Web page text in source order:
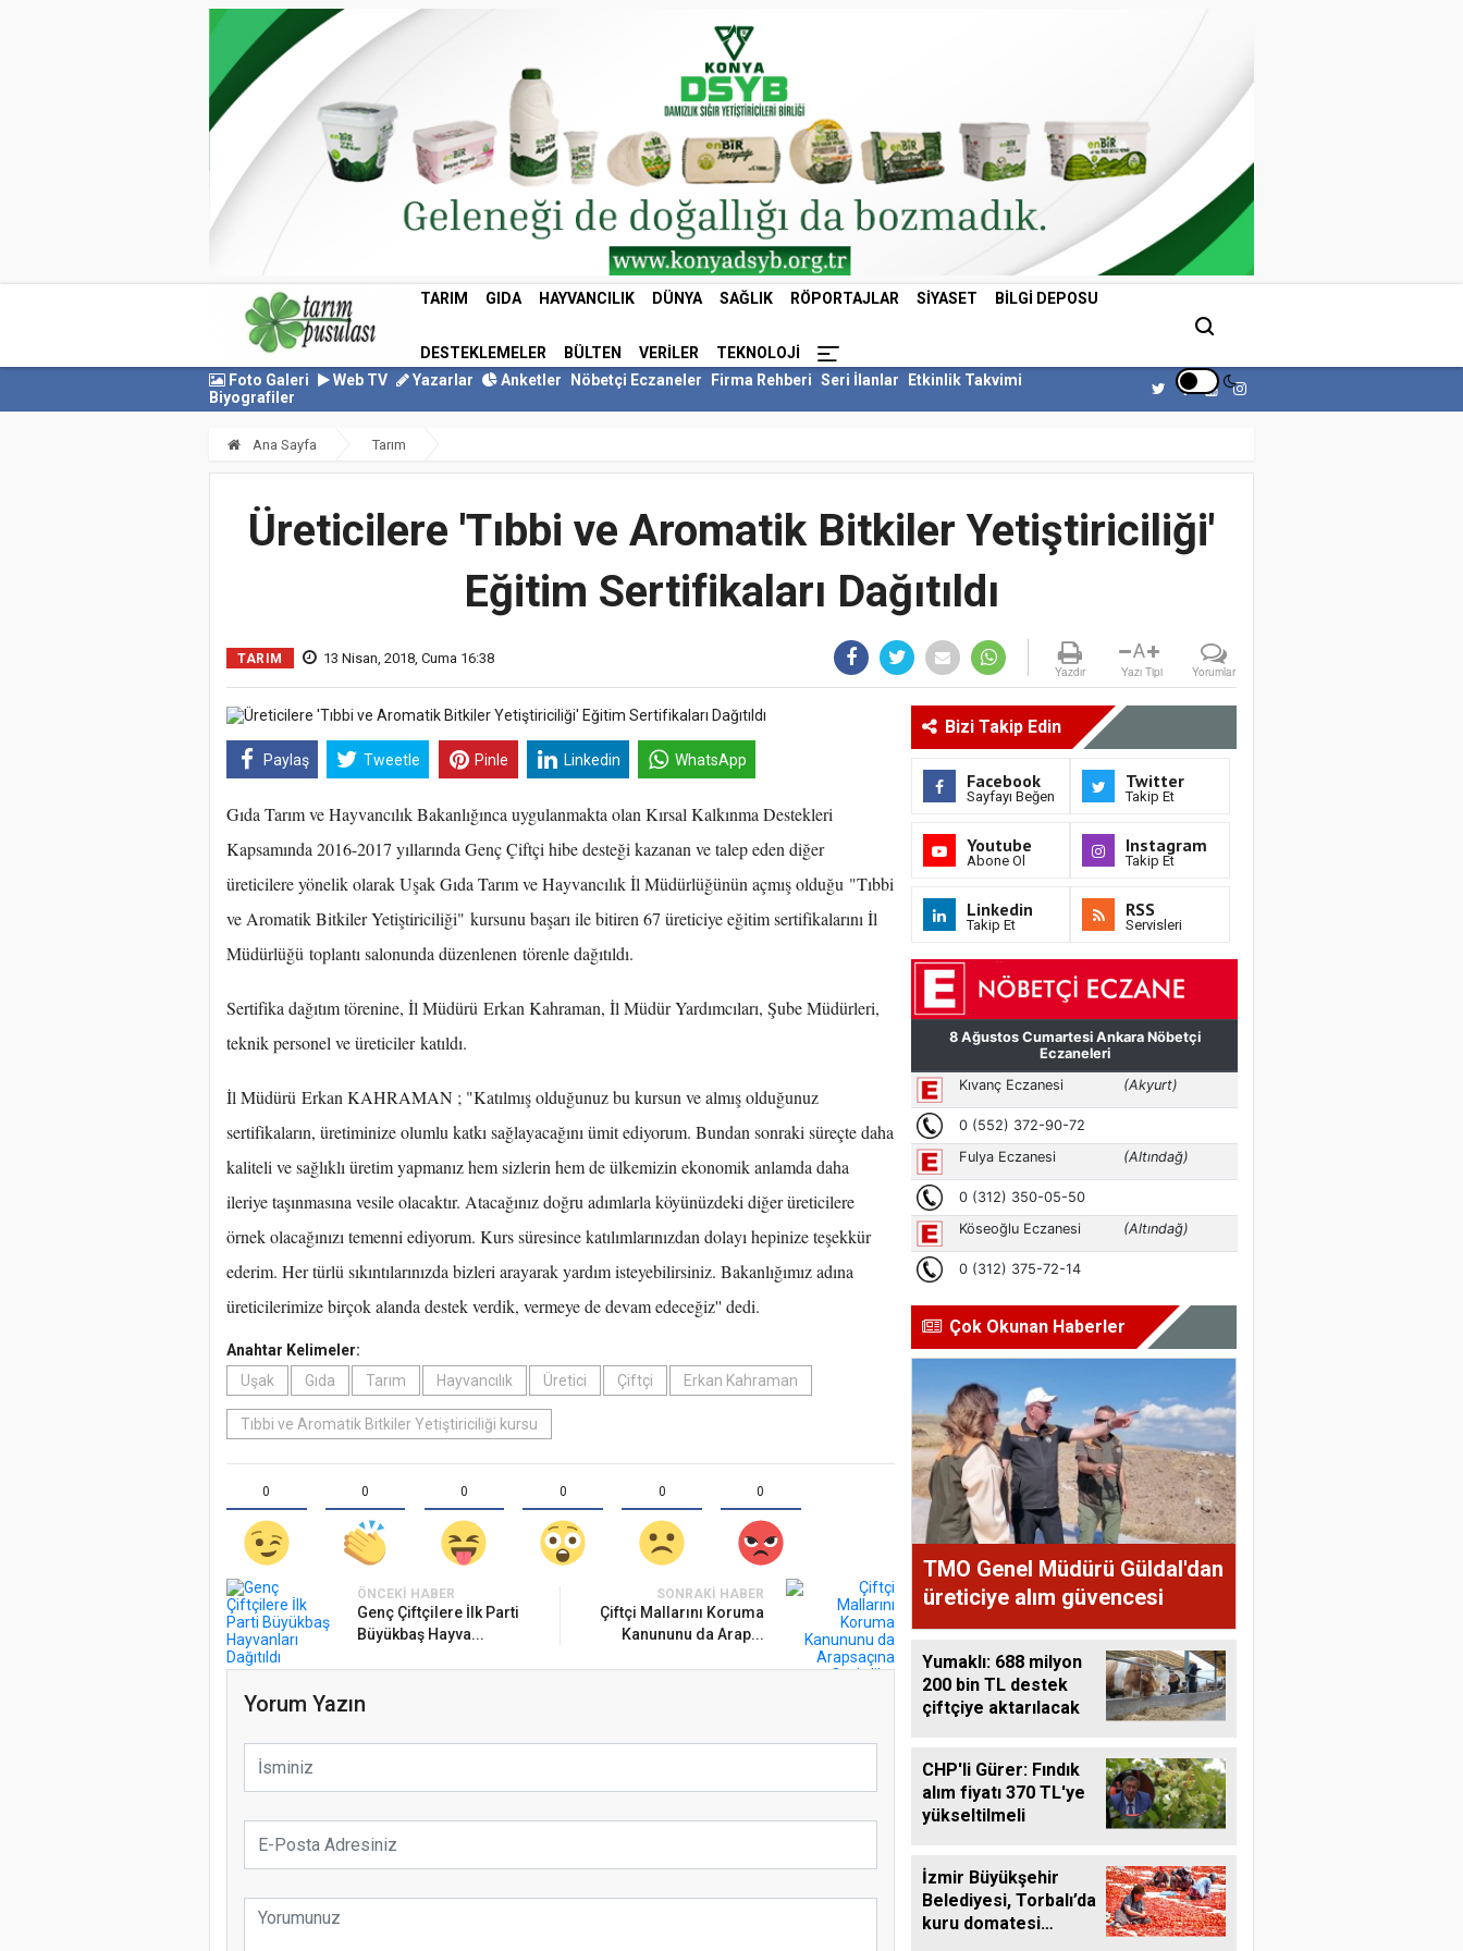
TARIM GIDA HAYVANCILIK DÜNYA SAĞLIK RÖPORTAJLAR SIYASET BILGI DEPOSU
DESTEKLEMELER BÜLTEN VERILER
TEKNOLOJI
Foto Galeri
Web TV Yazarlar Anketler Nöbetçi Eczaneler Firma Rehberi Seri İlanlar
Etkinlik Takvimi
Biyografiler
Ana Sayfa Tarım
Üreticilere 'Tıbbi ve Aromatik Bitkiler Yetiştiriciliği'
Eğitim Sertifikaları Dağıtıldı
TARIM 13 Nisan, 2018, Cuma 16:38
Yazdır
A
Yazı Tipi Yorumlar
Paylaş Tweetle Pinle Linkedin WhatsApp
Gıda Tarım ve Hayvancılık Bakanlığınca uygulanmakta olan Kırsal Kalkınma Destekleri
Kapsamında 2016-2017 yıllarında Genç Çiftçi hibe desteği kazanan ve talep eden diğer
üreticilere yönelik olarak Uşak Gıda Tarım ve Hayvancılık İl Müdürlüğünün açmış olduğu "Tıbbi
ve Aromatik Bitkiler Yetiştiriciliği" kursunu başarı ile bitiren 67 üreticiye eğitim sertifikalarını İl
Müdürlüğü toplantı salonunda düzenlenen törenle dağıtıldı.
Sertifika dağıtım törenine, İl Müdürü Erkan Kahraman, İl Müdür Yardımcıları, Şube Müdürleri,
teknik personel ve üreticiler katıldı.
İl Müdürü Erkan KAHRAMAN ; "Katılmış olduğunuz bu kursun ve almış olduğunuz
sertifikaların, üretiminize olumlu katkı sağlayacağını ümit ediyorum. Bundan sonraki süreçte daha
kaliteli ve sağlıklı üretim yapmanız hem sizlerin hem de ülkemizin ekonomik anlamda daha
ileriye taşınmasına vesile olacaktır. Atacağınız doğru adımlarla köyünüzdeki diğer üreticilere
örnek olacağınızı temenni ediyorum. Kurs süresince katılımlarınızdan dolayı hepinize teşekkür
ederim. Her türlü sıkıntılarınızda bizleri arayarak yardım isteyebilirsiniz. Bakanlığımız adına
üreticilerimize birçok alanda destek verdik, vermeye de devam edeceğiz'' dedi.
Anahtar Kelimeler:
Uşak
Gıda Tarım Hayvancılık Üretici Çiftçi Erkan Kahraman
Tıbbi ve Aromatik Bitkiler Yetiştiriciliği kursu
0 0 0 0 0 0
ÖNCEKI HABER
Genç Çiftçilere İlk Parti
Büyükbaş Hayva...
SONRAKI HABER
Çiftçi Mallarını Koruma
Kanununu da Arap...
Yorum Yazın
Bizi Takip Edin
Facebook
Sayfayı Beğen
Twitter
Takip Et
Youtube
Abone Ol
Instagram
Takip Et
Linkedin
Takip Et
RSS
Servisleri
Çok Okunan Haberler
TMO Genel Müdürü Güldal'dan
üreticiye alım güvencesi
Yumaklı: 688 milyon
200 bin TL destek
çiftçiye aktarılacak
CHP'li Gürer: Fındık
alım fiyatı 370 TL'ye
yükseltilmeli
İzmir Büyükşehir
Belediyesi, Torbalı’da
kuru domatesi